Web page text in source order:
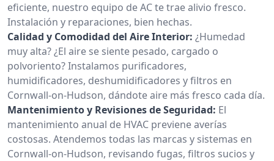
eficiente, nuestro equipo de AC te trae alivio fresco.
Instalación y reparaciones, bien hechas.
Calidad y Comodidad del Aire Interior: ¿Humedad
muy alta? ¿El aire se siente pesado, cargado o
polvoriento? Instalamos purificadores,
humidificadores, deshumidificadores y filtros en
Cornwall-on-Hudson, dándote aire más fresco cada día.
Mantenimiento y Revisiones de Seguridad: El
mantenimiento anual de HVAC previene averías
costosas. Atendemos todas las marcas y sistemas en
Cornwall-on-Hudson, revisando fugas, filtros sucios y